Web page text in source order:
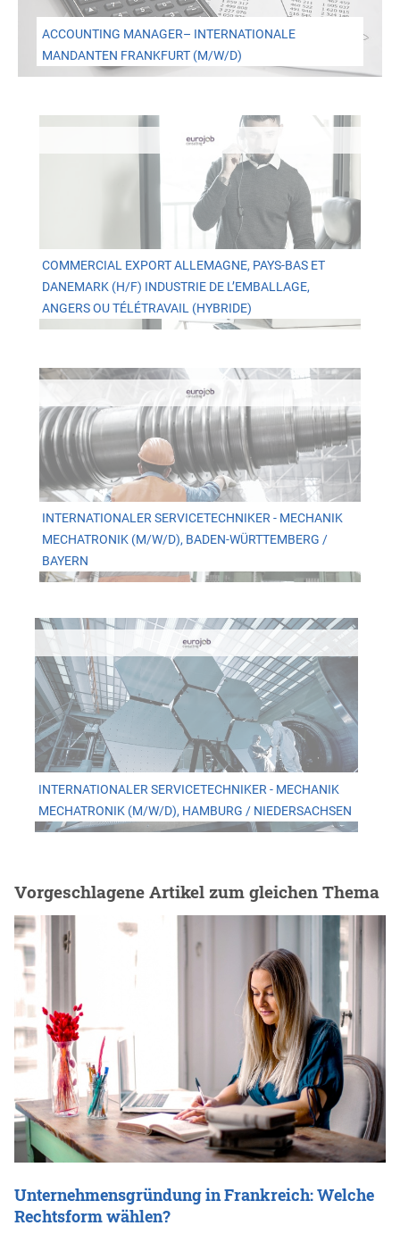
ACCOUNTING MANAGER– INTERNATIONALE
MANDANTEN FRANKFURT (M/W/D)
COMMERCIAL EXPORT ALLEMAGNE, PAYS-BAS ET
DANEMARK (H/F) INDUSTRIE DE L’EMBALLAGE,
ANGERS OU TÉLÉTRAVAIL (HYBRIDE)
INTERNATIONALER SERVICETECHNIKER - MECHANIK
MECHATRONIK (M/W/D), BADEN-WÜRTTEMBERG /
BAYERN
INTERNATIONALER SERVICETECHNIKER - MECHANIK
MECHATRONIK (M/W/D), HAMBURG / NIEDERSACHSEN
Vorgeschlagene Artikel zum gleichen Thema
Unternehmensgründung in Frankreich: Welche
Rechtsform wählen?